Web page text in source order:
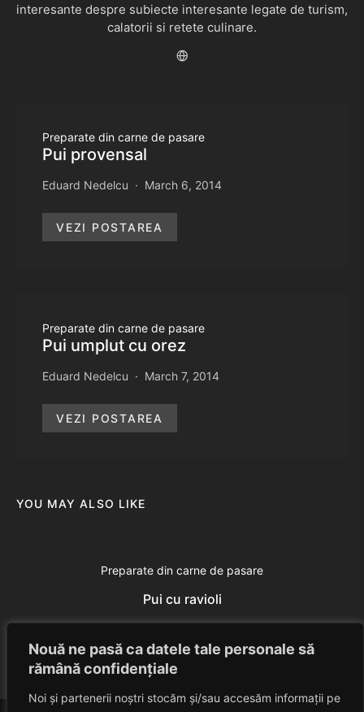
Nouă ne pasă ca datele tale personale să
rămână confidențiale
Noi și partenerii noștri stocăm și/sau accesăm informații pe
interesante despre subiecte interesante legate de turism,
calatorii si retete culinare.
Preparate din carne de pasare
Pui provensal
Eduard Nedelcu March 6, 2014
VEZI POSTAREA
Preparate din carne de pasare
Pui umplut cu orez
Eduard Nedelcu March 7, 2014
VEZI POSTAREA
YOU MAY ALSO LIKE
Preparate din carne de pasare
Pui cu ravioli
Eduard Nedelcu June 29, 2014